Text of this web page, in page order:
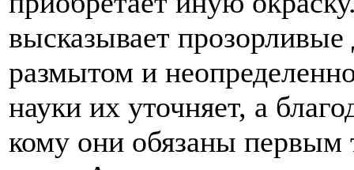
высказывает
размытом и
науки их уточняет, а
кому они обязаны